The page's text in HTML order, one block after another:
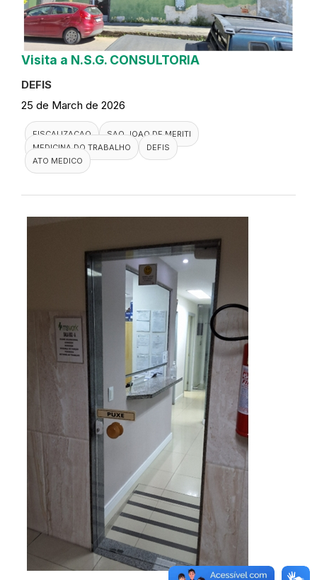
Visita a N.S.G. CONSULTORIA
DEFIS
25 de March de 2026
FISCALIZACAO
SAO JOAO DE MERITI
MEDICINA DO TRABALHO
DEFIS
ATO MEDICO